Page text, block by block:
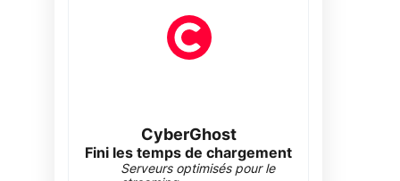
CyberGhost
Fini les temps de chargement
Serveurs optimisés pour le